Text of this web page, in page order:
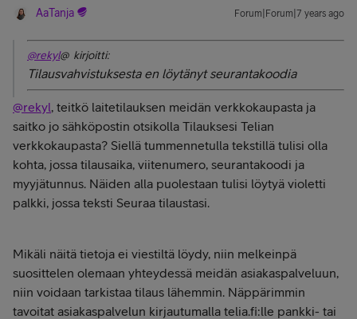
AaTanja Forum|Forum|7 years ago
@rekyl@ kirjoitti:
Tilausvahvistuksesta en löytänyt seurantakoodia
@rekyl, teitkö laitetilauksen meidän verkkokaupasta ja
saitko jo sähköpostin otsikolla Tilauksesi Telian
verkkokaupasta? Siellä tummennetulla tekstillä tulisi olla
kohta, jossa tilausaika, viitenumero, seurantakoodi ja
myyjätunnus. Näiden alla puolestaan tulisi löytyä violetti
palkki, jossa teksti Seuraa tilaustasi.
Mikäli näitä tietoja ei viestiltä löydy, niin melkeinpä
suosittelen olemaan yhteydessä meidän asiakaspalveluun,
niin voidaan tarkistaa tilaus lähemmin. Näppärimmin
tavoitat asiakaspalvelun kirjautumalla telia.fi:lle pankki- tai